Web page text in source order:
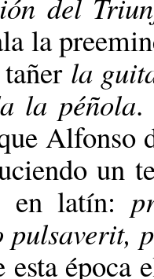
la
la
la péñola.
Alfonso
un
en latín:
esta época